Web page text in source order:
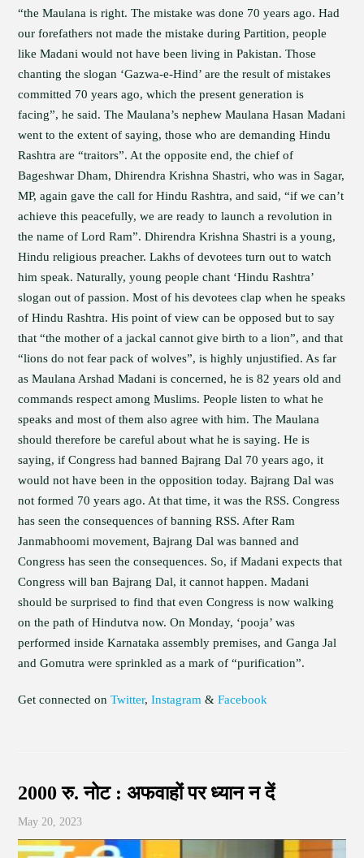
“the Maulana is right. The mistake was done 70 years ago. Had
our forefathers not made the mistake during Partition, people
like Madani would not have been living in Pakistan. Those
chanting the slogan ‘Gazwa-e-Hind’ are the result of mistakes
committed 70 years ago, which the present generation is
facing”, he said. The Maulana’s nephew Maulana Hasan Madani
went to the extent of saying, those who are demanding Hindu
Rashtra are “traitors”. At the opposite end, the chief of
Bageshwar Dham, Dhirendra Krishna Shastri, who was in Sagar,
MP, again gave the call for Hindu Rashtra, and said, “if we can’t
achieve this peacefully, we are ready to launch a revolution in
the name of Lord Ram”. Dhirendra Krishna Shastri is a young,
Hindu religious preacher. Lakhs of devotees turn out to watch
him speak. Naturally, young people chant ‘Hindu Rashtra’
slogan out of passion. Most of his devotees clap when he speaks
of Hindu Rashtra. His point of view can be opposed but to say
that “the mother of a jackal cannot give birth to a lion”, and that
“lions do not fear pack of wolves”, is highly unjustified. As far
as Maulana Arshad Madani is concerned, he is 82 years old and
commands respect among Muslims. People listen to what he
speaks and most of them also agree with him. The Maulana
should therefore be careful about what he is saying. He is
saying, if Congress had banned Bajrang Dal 70 years ago, it
would not have been in the opposition today. Bajrang Dal was
not formed 70 years ago. At that time, it was the RSS. Congress
has seen the consequences of banning RSS. After Ram
Janmabhoomi movement, Bajrang Dal was banned and
Congress has seen the consequences. So, if Madani expects that
Congress will ban Bajrang Dal, it cannot happen. Madani
should be surprised to find that even Congress is now walking
on the path of Hindutva now. On Monday, ‘pooja’ was
performed inside Karnataka assembly premises, and Ganga Jal
and Gomutra were sprinkled as a mark of “purification”.
Get connected onTwitter,Instagram &Facebook
2000 रु. नोट : अफवाहों पर ध्यान न दें
May 20, 2023